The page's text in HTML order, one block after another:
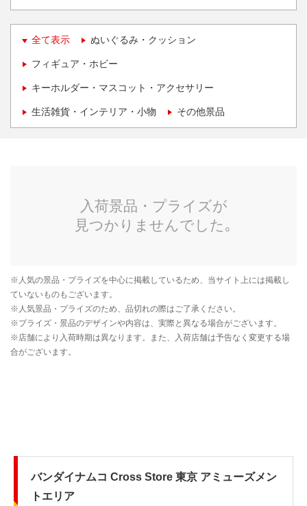
全て表示 ぬいぐるみ・クッション
フィギュア・ホビー
キーホルダー・マスコット・アクセサリー
生活雑貨・インテリア・小物 その他景品
バンダイナムコ Cross Store 東京 アミューズメン
トエリア